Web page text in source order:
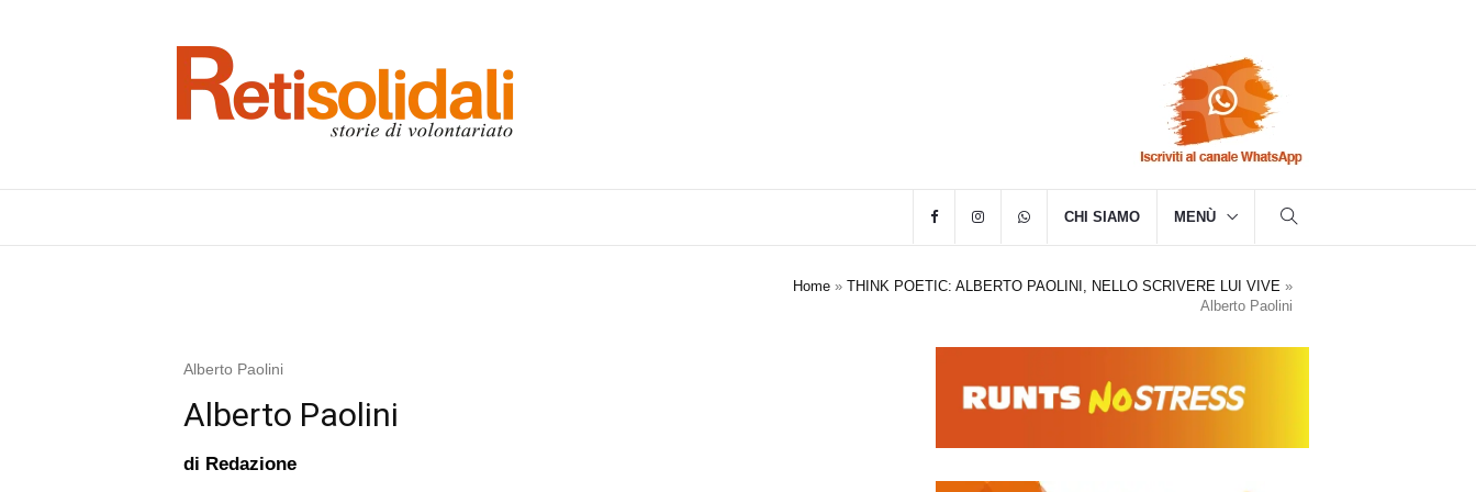
CHI SIAMO MENÙ
Home » THINK POETIC: ALBERTO PAOLINI, NELLO SCRIVERE LUI VIVE »
Alberto Paolini
Alberto Paolini
Alberto Paolini
di Redazione